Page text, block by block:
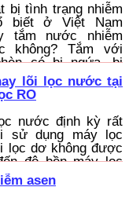
bị tình trạng nhiễm
biết ở Việt Nam
tắm nước nhiễm
không? Tắm với
có bị ngứa, bị
Làm sao để xử lý
phèn?
lõi lọc nước tại
RO
nước định kỳ rất
sử dụng máy lọc
lọc dơ không được
độ bền máy lọc
nước đầu ra
bảo
asen